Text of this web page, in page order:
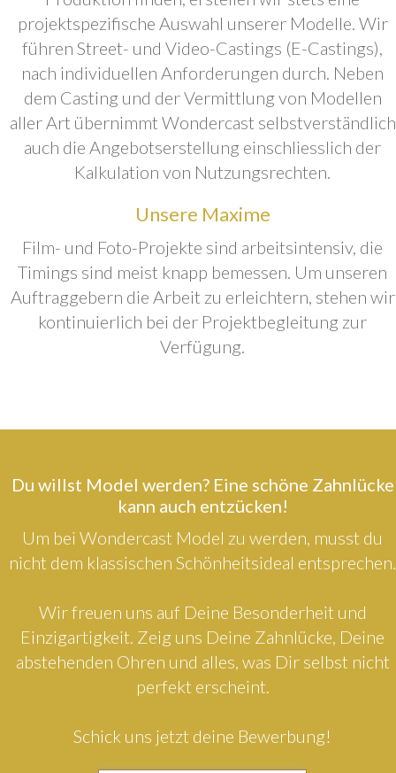
projektspezifische Auswahl unserer Modelle. Wir
führen Street- und Video-Castings (E-Castings),
nach individuellen Anforderungen durch. Neben
dem Casting und der Vermittlung von Modellen
aller Art übernimmt Wondercast selbstverständlich
auch die Angebotserstellung einschliesslich der
Kalkulation von Nutzungsrechten.
Unsere Maxime
Film- und Foto-Projekte sind arbeitsintensiv, die
Timings sind meist knapp bemessen. Um unseren
Auftraggebern die Arbeit zu erleichtern, stehen wir
kontinuierlich bei der Projektbegleitung zur
Verfügung.
Du willst Model werden? Eine schöne Zahnlücke
kann auch entzücken!
Um bei Wondercast Model zu werden, musst du
nicht dem klassischen Schönheitsideal entsprechen.
Wir freuen uns auf Deine Besonderheit und
Einzigartigkeit. Zeig uns Deine Zahnlücke, Deine
abstehenden Ohren und alles, was Dir selbst nicht
perfekt erscheint.
Schick uns jetzt deine Bewerbung!